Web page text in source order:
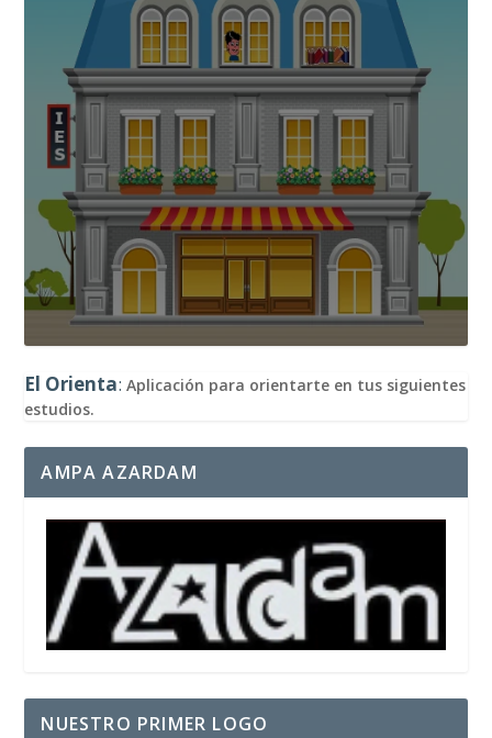
El Orienta:Aplicación para orientarte en tus siguientes
estudios.
AMPA AZARDAM
NUESTRO PRIMER LOGO